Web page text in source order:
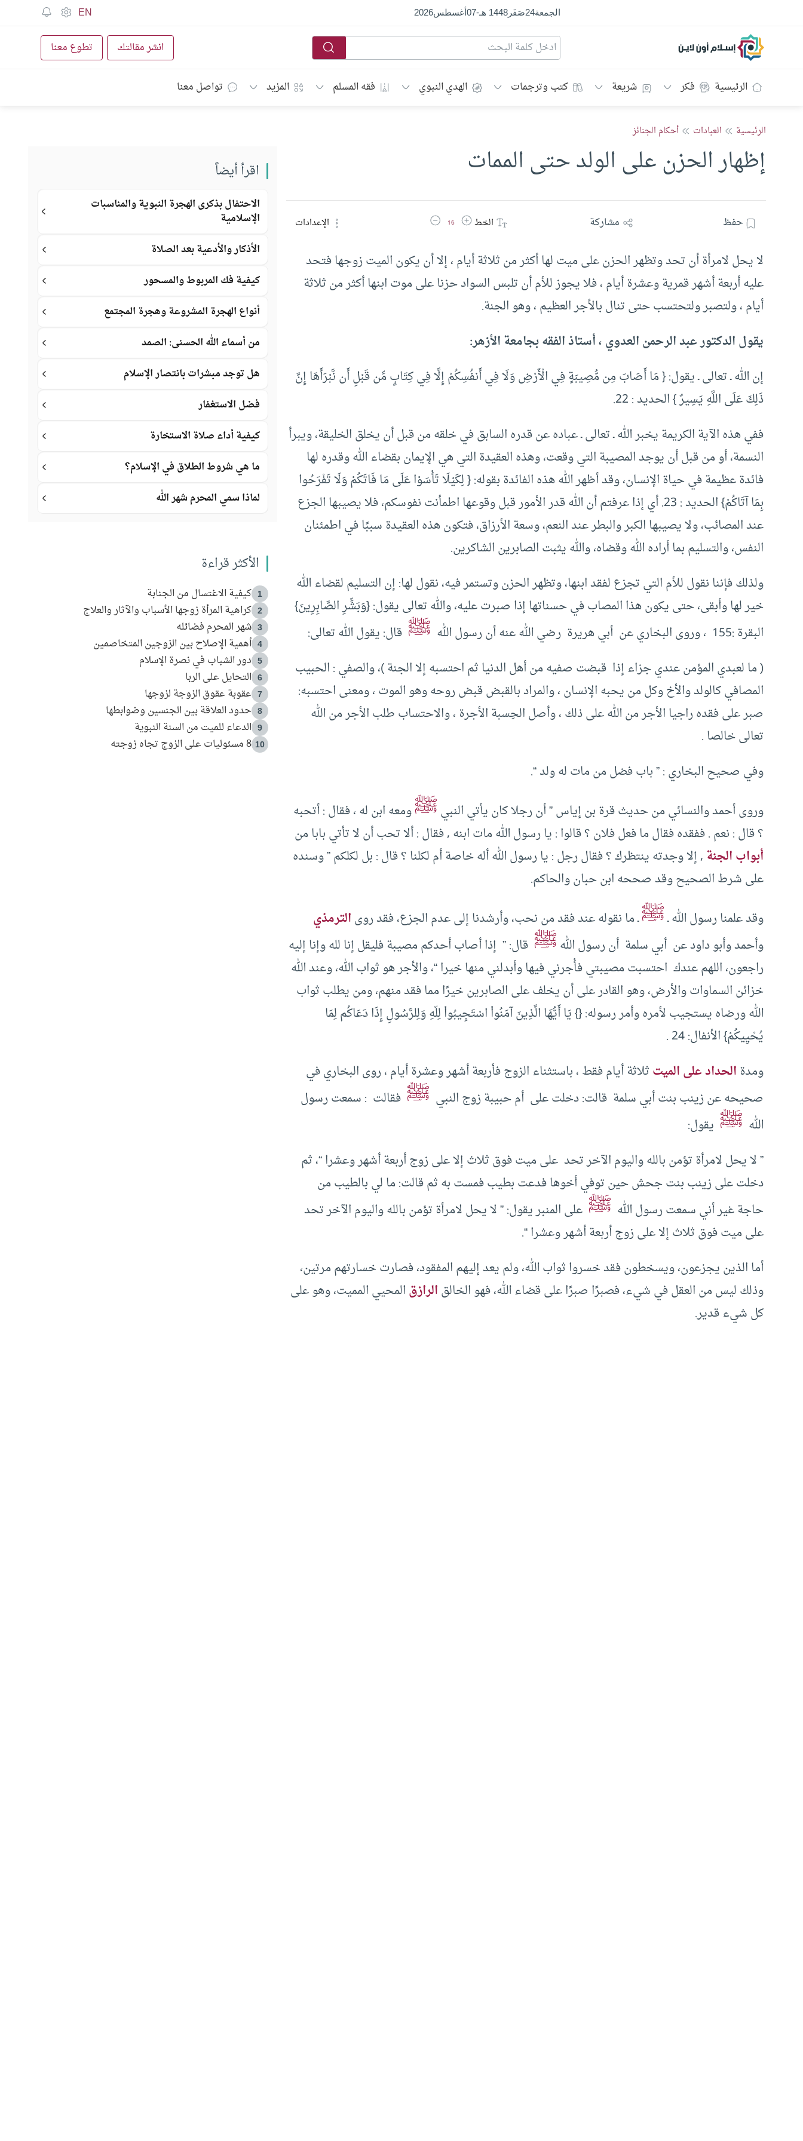
الجمعة24صَفَر1448 هـ -
07أغسطس2026
EN
إسلام أون لاين انشر مقالتك تطوع معنا
الرئيسية فكر شريعة كتب وترجمات الهدي النبوي فقه المسلم المزيد تواصل معنا
الرئيسية العبادات أحكام الجنائز
إظهار الحزن على الولد حتى الممات
حفظ مشاركة الخطزيادة حجم الخط
16 تقليل حجم الخط الإعدادات
لا يحل لامرأة أن تحد وتظهر الحزن على ميت لها أكثر من ثلاثة أيام ، إلا أن يكون الميت زوجها فتحد
عليه أربعة أشهر قمرية وعشرة أيام ، فلا يجوز للأم أن تلبس السواد حزنا على موت ابنها أكثر من ثلاثة
أيام ، ولتصبر ولتحتسب حتى تنال بالأجر العظيم ، وهو الجنة.
يقول الدكتور عبد الرحمن العدوي ، أستاذ الفقه بجامعة الأزهر:
إن الله ـ تعالى ـ يقول: { مَا أَصَابَ مِن مُّصِيبَةٍ فِي الْأَرْضِ وَلَا فِي أَنفُسِكُمْ إِلَّا فِي كِتَابٍ مِّن قَبْلِ أَن نَّبْرَأَهَا إِنَّ
ذَلِكَ عَلَى اللَّهِ يَسِيرٌ } الحديد : 22.
ففي هذه الآية الكريمة يخبر الله ـ تعالى ـ عباده عن قدره السابق في خلقه من قبل أن يخلق الخليقة، ويبرأ
النسمة، أو من قبل أن يوجد المصيبة التي وقعت، وهذه العقيدة التي هي الإيمان بقضاء الله وقدره لها
فائدة عظيمة في حياة الإنسان، وقد أظهر الله هذه الفائدة بقوله: { لِكَيْلَا تَأْسَوْا عَلَى مَا فَاتَكُمْ وَلَا تَفْرَحُوا
بِمَا آتَاكُمْ} الحديد : 23. أي إذا عرفتم أن الله قدر الأمور قبل وقوعها اطمأنت نفوسكم، فلا يصيبها الجزع
عند المصائب، ولا يصيبها الكبر والبطر عند النعم، وسعة الأرزاق، فتكون هذه العقيدة سببًا في اطمئنان
النفس، والتسليم بما أراده الله وقضاه، والله يثبت الصابرين الشاكرين.
ولذلك فإننا نقول للأم التي تجزع لفقد ابنها، وتظهر الحزن وتستمر فيه، نقول لها: إن التسليم لقضاء الله
خير لها وأبقى، حتى يكون هذا المصاب في حسناتها إذا صبرت عليه، والله تعالى يقول: {وَبَشِّرِ الصَّابِرِينَ}
البقرة :155 ، وروى البخاري ‏عن ‏ ‏أبي هريرة ‏ رضي الله عنه ‏أن رسول الله ‏ ‏
ﷺ ‏ ‏قال: يقول الله تعالى:
(‏ ‏ما لعبدي المؤمن عندي جزاء إذا ‏ ‏قبضت صفيه‏ ‏من أهل الدنيا ثم احتسبه إلا الجنة )، والصفي : الحبيب
المصافي كالولد والأخ وكل من يحبه الإنسان ، والمراد بالقبض قبض روحه وهو الموت ، ومعنى احتسبه:
صبر على فقده راجيا الأجر من الله على ذلك ، وأصل الحِسبة الأجرة ، والاحتساب طلب الأجر من الله
تعالى خالصا .
وفي صحيح البخاري : ” باب فضل من مات له ولد “.
وروى أحمد والنسائي من حديث قرة بن إياس ” أن رجلا كان يأتي النبيﷺومعه ابن له ، فقال : أتحبه
؟ قال : نعم . ففقده فقال ما فعل فلان ؟ قالوا : يا رسول الله مات ابنه , فقال : ألا تحب أن لا تأتي بابا من
أبواب الجنة, إلا وجدته ينتظرك ؟ فقال رجل : يا رسول الله أله خاصة أم لكلنا ؟ قال : بل لكلكم ” وسنده
على شرط الصحيح وقد صححه ابن حبان والحاكم.
وقد علمنا رسول الله ـﷺـ ما نقوله عند فقد من نحب، وأرشدنا إلى عدم الجزع، فقد روىالترمذي
وأحمد وأبو داود ‏عن ‏ ‏أبي سلمة ‏ ‏أن رسول الله ‏ﷺ ‏ ‏قال: ” ‏إذا أصاب أحدكم مصيبة فليقل إنا لله وإنا إليه
راجعون، اللهم عندك ‏ ‏احتسبت‏ ‏مصيبتي فأْجرني فيها وأبدلني منها خيرا “، والأجر هو ثواب الله، وعند الله
خزائن السماوات والأرض، وهو القادر على أن يخلف على الصابرين خيرًا مما فقد منهم، ومن يطلب ثواب
الله ورضاه يستجيب لأمره وأمر رسوله: {} يَا أَيُّهَا الَّذِينَ آمَنُواْ اسْتَجِيبُواْ لِلّهِ وَلِلرَّسُولِ إِذَا دَعَاكُم لِمَا
يُحْيِيكُمْ} الأنفال: 24 .
ومدةالحداد على الميتثلاثة أيام فقط ، باستثناء الزوج فأربعة أشهر وعشرة أيام ، روى البخاري في
صحيحه عن ‏زينب بنت أبي سلمة ‏ قالت: دخلت على ‏ ‏أم حبيبة زوج النبي ‏ ‏ ﷺ ‏ ‏فقالت ‏ : ‏سمعت رسول
الله ‏ ‏ ﷺ ‏ ‏يقول:
” ‏لا يحل لامرأة تؤمن بالله واليوم الآخر‏ ‏تحد ‏‏ على ميت فوق ثلاث إلا على زوج أربعة أشهر وعشرا “، ثم
دخلت على ‏زينب بنت جحش ‏حين توفي أخوها فدعت بطيب فمست به ثم قالت: ما لي بالطيب من
حاجة غير أني سمعت رسول الله ‏ ‏ ﷺ ‏ ‏على المنبر يقول: ” لا يحل لامرأة تؤمن بالله واليوم الآخر ‏تحد ‏‏
على ميت فوق ثلاث إلا على زوج أربعة أشهر وعشرا “.
أما الذين يجزعون، ويسخطون فقد خسروا ثواب الله، ولم يعد إليهم المفقود، فصارت خسارتهم مرتين،
وذلك ليس من العقل في شيء، فصبرًا صبرًا على قضاء الله، فهو الخالقالرازقالمحيي المميت، وهو على
كل شيء قدير.
اقرأ أيضاً
الاحتفال بذكرى الهجرة النبوية والمناسبات
الإسلامية
الأذكار والأدعية بعد الصلاة
كيفية فك المربوط والمسحور
أنواع الهجرة المشروعة وهجرة المجتمع
من أسماء الله الحسنى: الصمد
هل توجد مبشرات بانتصار الإسلام
فضل الاستغفار
كيفية أداء صلاة الاستخارة
ما هي شروط الطلاق في الإسلام؟
لماذا سمي المحرم شهر الله
الأكثر قراءة
1 كيفية الاغتسال من الجنابة
2 كراهية المرأة زوجها الأسباب والآثار والعلاج
3 شهر المحرم فضائله
4 أهمية الإصلاح بين الزوجين المتخاصمين
5 دور الشباب في نصرة الإسلام
6 التحايل على الربا
7 عقوبة عقوق الزوجة لزوجها
8 حدود العلاقة بين الجنسين وضوابطها
9 الدعاء للميت من السنة النبوية
10 8 مسئوليات على الزوج تجاه زوجته